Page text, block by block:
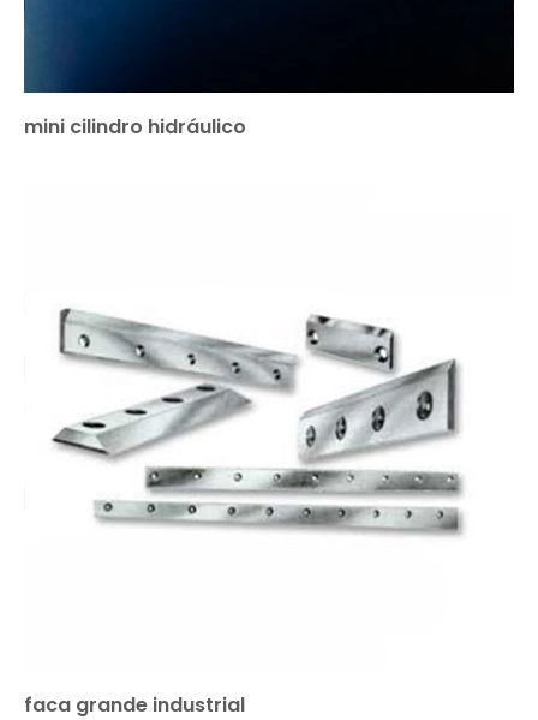
mini cilindro hidráulico
faca grande industrial